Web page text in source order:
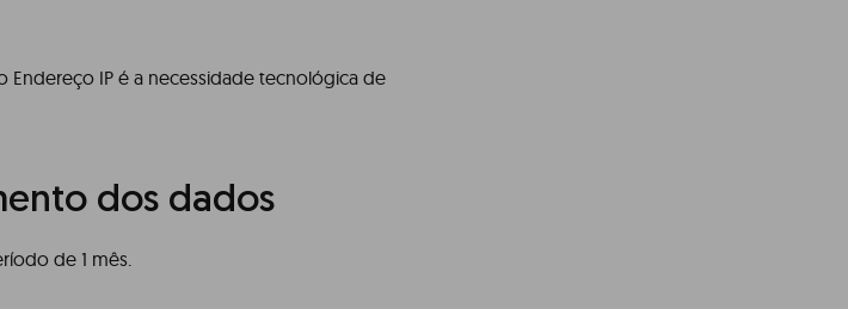
IP é a necessidade tecnológica de
dos dados
de 1 mês.